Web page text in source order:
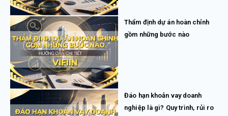
Thẩm định dự án hoàn chỉnh
gồm những bước nào
Đáo hạn khoản vay doanh
nghiệp là gì? Quy trình, rủi ro